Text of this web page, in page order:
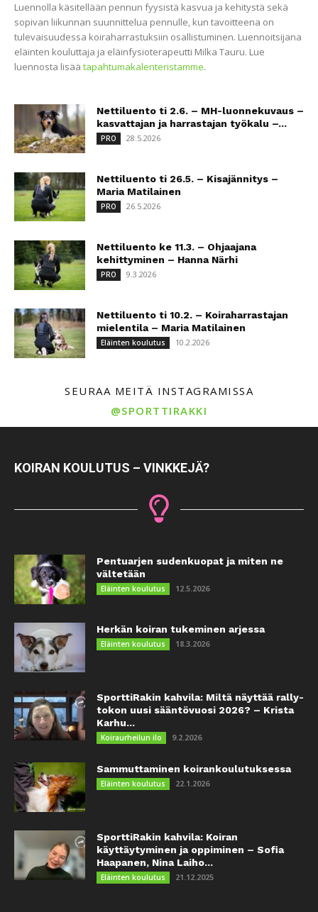
Luennolla käsitellään pennun fyysistä kasvua ja kehitystä sekä
sopivan liikunnan suunnittelua pennulle, kun tavoitteena on
tulevaisuudessa koiraharrastuksiin osallistuminen. Luennoitsijana
eläinten kouluttaja ja eläinfysioterapeutti Milka Tauru. Lue
luennosta lisää tapahtumakalenteristamme.
Nettiluento ti 2.6. – MH-luonnekuvaus –
kasvattajan ja harrastajan työkalu –...
PRO 28.5.2026
Nettiluento ti 26.5. – Kisajännitys –
Maria Matilainen
PRO 26.5.2026
Nettiluento ke 11.3. – Ohjaajana
kehittyminen – Hanna Närhi
PRO 9.3.2026
Nettiluento ti 10.2. – Koiraharrastajan
mielentila – Maria Matilainen
Eläinten koulutus 10.2.2026
SEURAA MEITÄ INSTAGRAMISSA
@SPORTTIRAKKI
KOIRAN KOULUTUS – VINKKEJÄ?
Pentuarjen sudenkuopat ja miten ne
vältetään
Eläinten koulutus 12.5.2026
Herkän koiran tukeminen arjessa
Eläinten koulutus 18.3.2026
SporttiRakin kahvila: Miltä näyttää rally-
tokon uusi sääntövuosi 2026? – Krista
Karhu...
Koiraurheilun ilo 9.2.2026
Sammuttaminen koirankoulutuksessa
Eläinten koulutus 22.1.2026
SporttiRakin kahvila: Koiran
käyttäytyminen ja oppiminen – Sofia
Haapanen, Nina Laiho...
Eläinten koulutus 21.12.2025